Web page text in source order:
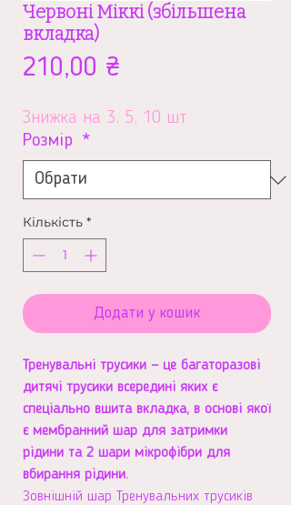
Червоні Міккі (збільшена
вкладка)
210,00 ₴
Знижка на 3, 5, 10 шт
Розмір *
Кількість *
Додати у кошик
Тренувальні трусики — це багаторазові
дитячі трусики всередині яких є
спеціально вшита вкладка, в основі якої
є мембранний шар для затримки
рідини та 2 шари мікрофібри для
вбирання рідини.
Зовнішній шар Тренувальних трусиків